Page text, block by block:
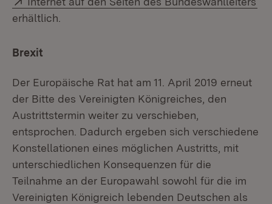
erhältlich.
Brexit
Der Europäische Rat hat am 11. April 2019 erneut
der Bitte des Vereinigten Königreiches, den
Austrittstermin weiter zu verschieben,
entsprochen. Dadurch ergeben sich verschiedene
Konstellationen eines möglichen Austritts, mit
unterschiedlichen Konsequenzen für die
Teilnahme an der Europawahl sowohl für die im
Vereinigten Königreich lebenden Deutschen als